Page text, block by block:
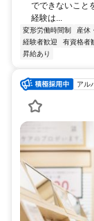
でできないこと
経験は...
変形労働時間制 産休
経験者歓迎
有資格者
昇給あり
アル